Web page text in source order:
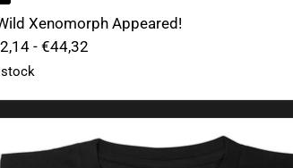
Xenomorph Appeared!
- €44,32
stock